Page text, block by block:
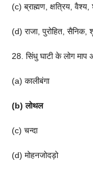
(c) ब्राह्मण, क्षत्रिय,
(d) राजा, पुरोहित, सैनिक,
28. सिंधु घाटी के लोग
(a) कालीबंगा
(b) लोथल
(c) चन्दा
(d) मोहनजोदड़ो